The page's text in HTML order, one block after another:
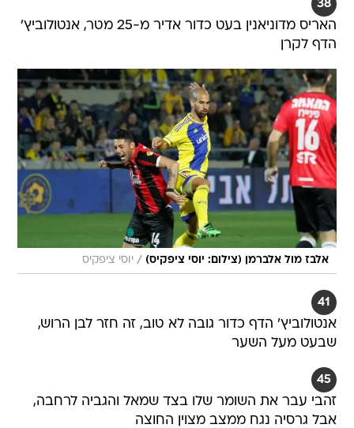
38
האריס מדוניאנין בעט כדור אדיר מ-25 מטר, אנטולוביץ'
הדף לקרן
אלבז מול אלברמן (צילום: יוסי ציפקיס) / יוסי ציפקיס
41
אנטולוביץ' הדף כדור גובה לא טוב, זה חזר לבן הרוש,
שבעט מעל השער
45
זהבי עבר את השומר שלו בצד שמאל והגביה לרחבה,
אבל גרסיה נגח ממצב מצוין החוצה